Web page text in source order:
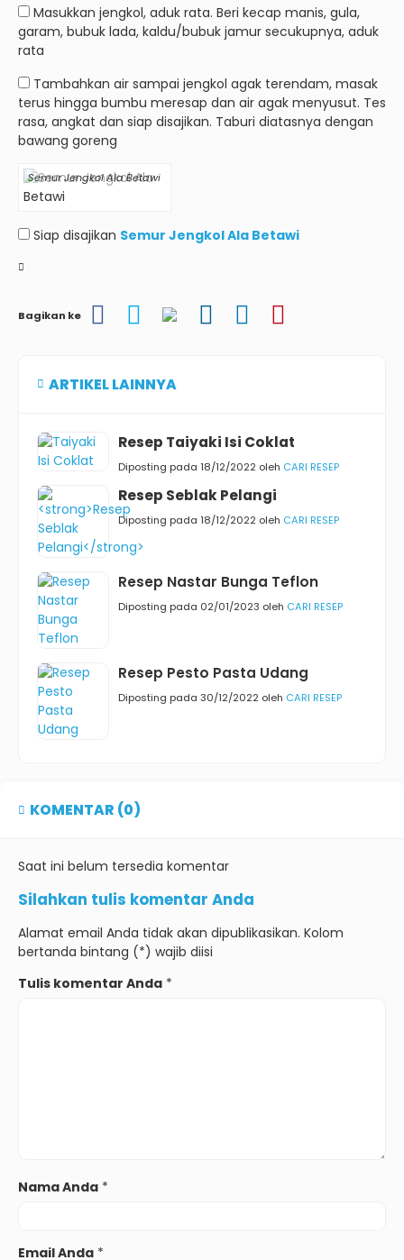
Masukkan jengkol, aduk rata. Beri kecap manis, gula,
garam, bubuk lada, kaldu/bubuk jamur secukupnya, aduk
rata
Tambahkan air sampai jengkol agak terendam, masak
terus hingga bumbu meresap dan air agak menyusut. Tes
rasa, angkat dan siap disajikan. Taburi diatasnya dengan
bawang goreng
Semur Jengkol Ala Betawi
Siap disajikan Semur Jengkol Ala Betawi
Bagikan ke
ARTIKEL LAINNYA
Resep Taiyaki Isi Coklat
Diposting pada 18/12/2022 oleh CARI RESEP
Resep Seblak Pelangi
Diposting pada 18/12/2022 oleh CARI RESEP
Resep Nastar Bunga Teflon
Diposting pada 02/01/2023 oleh CARI RESEP
Resep Pesto Pasta Udang
Diposting pada 30/12/2022 oleh CARI RESEP
KOMENTAR (0)
Saat ini belum tersedia komentar
Silahkan tulis komentar Anda
Alamat email Anda tidak akan dipublikasikan. Kolom
bertanda bintang (*) wajib diisi
Tulis komentar Anda *
Nama Anda *
Email Anda *